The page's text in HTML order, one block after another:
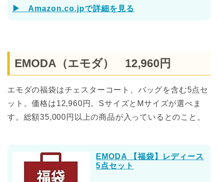
▶ Amazon.co.jpで詳細を見る
EMODA（エモダ） 12,960円
エモダの福袋はチェスターコート、バッグを含む5点セ
ット。価格は12,960円。SサイズとMサイズが選べま
す。総額35,000円以上の商品が入っているとのこと。
EMODA 【福袋】レディース
5点セット